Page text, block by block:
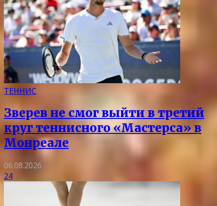
ТЕННИС
Зверев не смог выйти в третий
круг теннисного «Мастерса» в
Монреале
06.08.2026
24